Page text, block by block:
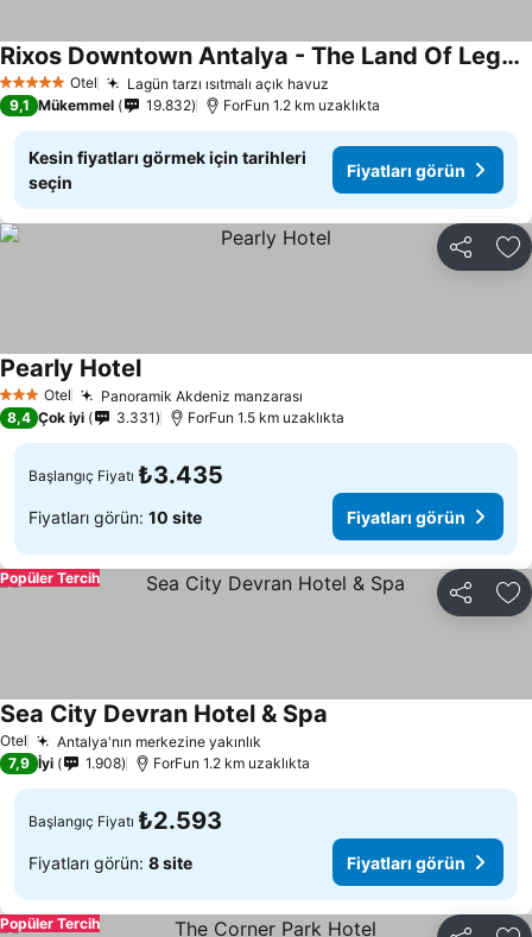
5 Yıldız Otel Lagün tarzı ısıtmalı açık havuz
Rixos Downtown Antalya - The Land Of Legends Access
Fiyatları görün
9,1 Mükemmel 19.832 ForFun 1.2 km uzaklıkta
Kesin fiyatları görmek için tarihleri
seçin
Fiyatları görün
Paylaş
3 YıldızOtel Panoramik Akdeniz manzarası
Pearly HotelFiyatları görün
8,4 Çok iyi 3.331 ForFun 1.5 km uzaklıkta
Başlangıç Fiyatı ₺3.435
Fiyatları görün: 10 site Fiyatları görün
Paylaş
Popüler Tercih
Otel Antalya'nın merkezine yakınlık
Sea City Devran Hotel & Spa
7,9 İyi 1.908 ForFun 1.2 km uzaklıkta
Başlangıç Fiyatı ₺2.593
Fiyatları görün: 8 site Fiyatları görün
Popüler Tercih